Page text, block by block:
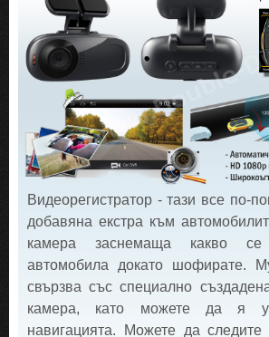
Видеорегистратор - тази все по-
добавяна екстра към
камера заснемаща какво
автомобила докато шофирате.
свързва със специално
камера, като можете да я
навигацията. Можете да следите